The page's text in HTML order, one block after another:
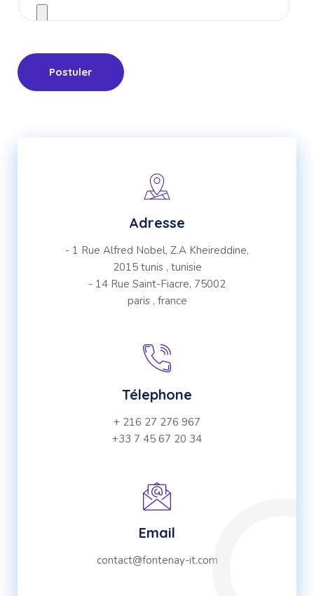
Postuler
Adresse
- 1 Rue Alfred Nobel, Z.A Kheireddine,
2015 tunis , tunisie
- 14 Rue Saint-Fiacre, 75002
paris , france
Télephone
+ 216 27 276 967
+33 7 45 67 20 34
Email
contact@fontenay-it.com